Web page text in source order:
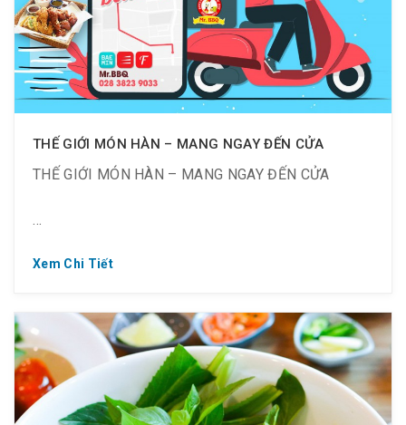
? Xem menu tại đây:
http://mrbbq.goldenlotusspa.vn
? Bên cạnh Miến xào (Japchae 잡채), các món mì
gói cũng là món ăn nổi tiếng của Hàn Quốc, dai dai
giòn giòn, cay ngon thơm phức.
THẾ GIỚI MÓN HÀN – MANG NGAY ĐẾN CỬA
THẾ GIỚI MÓN HÀN – MANG NGAY ĐẾN CỬA
? Nghe thôi đã thấy “xiêu lòng”
? Gọi ngay Hotline (028) 3823 9033
? Order từ Now | Foody | Baemin
Xem Chi Tiết